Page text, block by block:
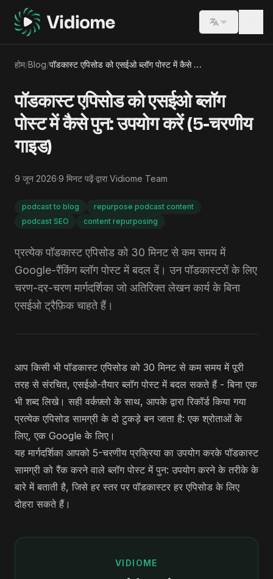
Switch
होम/Blog/ पॉडकास्ट एपिसोड को एसईओ ब्लॉग पोस्ट में कैसे पुन: उपयोग करें (5-चरणीय गाइड)
पॉडकास्ट एपिसोड को एसईओ ब्लॉग
पोस्ट में कैसे पुन: उपयोग करें (5-चरणीय
गाइड)
9 जून 2026·9 मिनट पढ़ें·द्वारा Vidiome Team
podcast to blog
repurpose podcast content
podcast SEO
content repurposing
प्रत्येक पॉडकास्ट एपिसोड को 30 मिनट से कम समय में
Google-रैंकिंग ब्लॉग पोस्ट में बदल दें। उन पॉडकास्टरों के लिए
चरण-दर-चरण मार्गदर्शिका जो अतिरिक्त लेखन कार्य के बिना
एसईओ ट्रैफ़िक चाहते हैं।
आप किसी भी पॉडकास्ट एपिसोड को 30 मिनट से कम समय में पूरी
तरह से संरचित, एसईओ-तैयार ब्लॉग पोस्ट में बदल सकते हैं - बिना एक
भी शब्द लिखे। सही वर्कफ़्लो के साथ, आपके द्वारा रिकॉर्ड किया गया
प्रत्येक एपिसोड सामग्री के दो टुकड़े बन जाता है: एक श्रोताओं के
लिए, एक Google के लिए।
यह मार्गदर्शिका आपको 5-चरणीय प्रक्रिया का उपयोग करके पॉडकास्ट
सामग्री को रैंक करने वाले ब्लॉग पोस्ट में पुन: उपयोग करने के तरीके के
बारे में बताती है, जिसे हर स्तर पर पॉडकास्टर हर एपिसोड के लिए
दोहरा सकते हैं।
VIDIOME